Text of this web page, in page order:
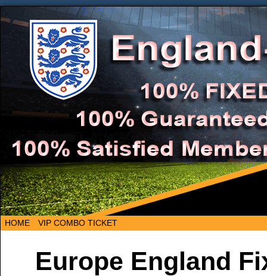
HOME VIP COMBO TICKET
Europe England